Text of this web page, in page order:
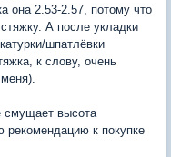
она 2.53-2.57, потому что
А после укладки
шпатлёвки
к слову, очень
смущает высота
рекомендацию к покупке